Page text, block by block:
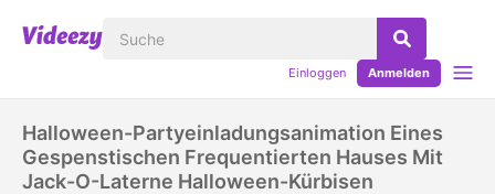
Einloggen Anmelden
Halloween-Partyeinladungsanimation Eines
Gespenstischen Frequentierten Hauses Mit
Jack-O-Laterne Halloween-Kürbisen